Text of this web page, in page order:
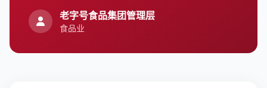
老字号食品集团管理层
食品业